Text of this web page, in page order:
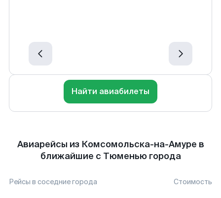
Найти авиабилеты
Авиарейсы из Комсомольска-на-Амуре в
ближайшие с Тюменью города
Рейсы в соседние города Стоимость